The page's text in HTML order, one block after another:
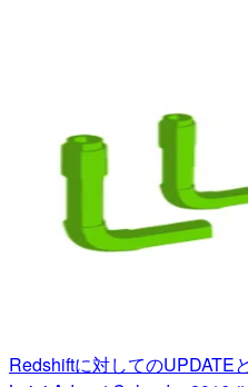
Redshiftに対してのUPDATE